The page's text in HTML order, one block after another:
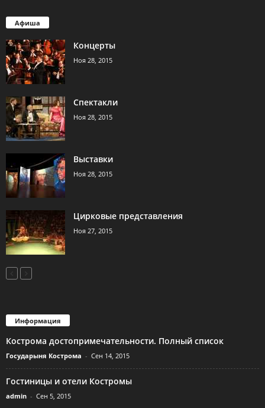
Афиша
Концерты
Ноя 28, 2015
Спектакли
Ноя 28, 2015
Выставки
Ноя 28, 2015
Цирковые представления
Ноя 27, 2015
Информация
Кострома достопримечательности. Полный список
Государыня Кострома - Сен 14, 2015
Гостиницы и отели Костромы
admin - Сен 5, 2015